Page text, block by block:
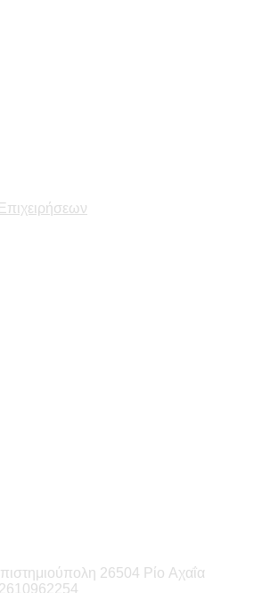
26504 Ρίο Αχαΐα